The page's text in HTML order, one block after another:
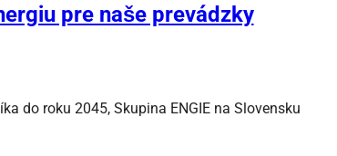
pre naše prevádzky
do roku 2045, Skupina ENGIE na Slovensku